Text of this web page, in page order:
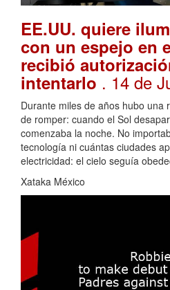
EE.UU. quiere
con un espejo en
recibió
intentarlo . 14 de
Durante miles de años hubo una
de romper: cuando el Sol
comenzaba la noche. No
tecnología ni cuántas ciudades
electricidad: el cielo seguía
Xataka México